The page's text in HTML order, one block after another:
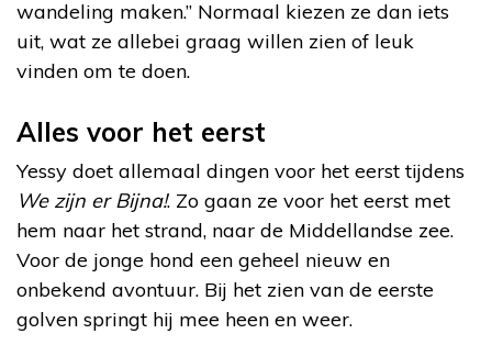
wandeling maken.” Normaal kiezen ze dan iets
uit, wat ze allebei graag willen zien of leuk
vinden om te doen.
Alles voor het eerst
Yessy doet allemaal dingen voor het eerst tijdens
We zijn er Bijna!. Zo gaan ze voor het eerst met
hem naar het strand, naar de Middellandse zee.
Voor de jonge hond een geheel nieuw en
onbekend avontuur. Bij het zien van de eerste
golven springt hij mee heen en weer.